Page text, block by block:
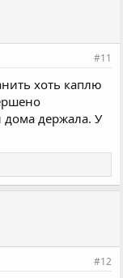
#11
хоть каплю
держала. У
#12